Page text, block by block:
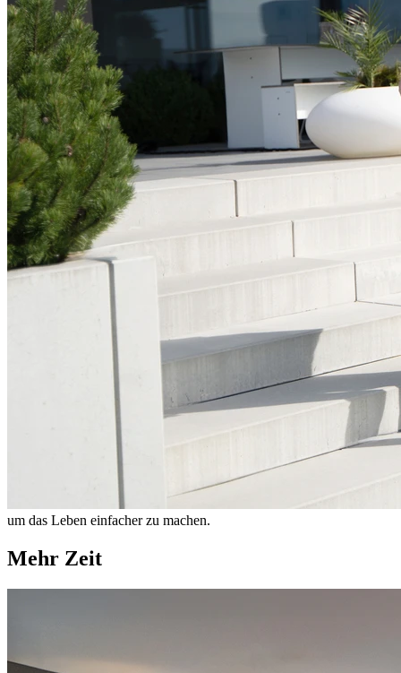
um das Leben einfacher zu machen.
Mehr Zeit